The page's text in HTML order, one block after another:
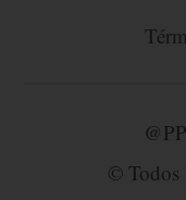
© Todos